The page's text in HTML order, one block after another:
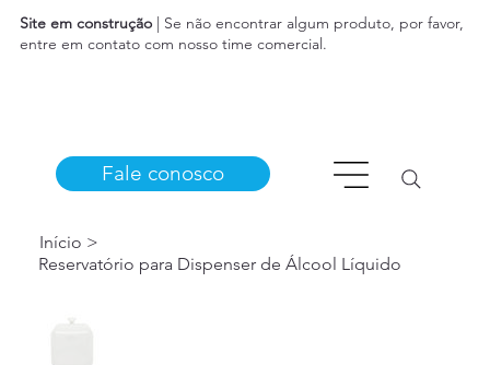
Fale conosco
Site em construção | Se não encontrar algum produto, por favor,
entre em contato com nosso time comercial.
Início >
Reservatório para Dispenser de Álcool Líquido